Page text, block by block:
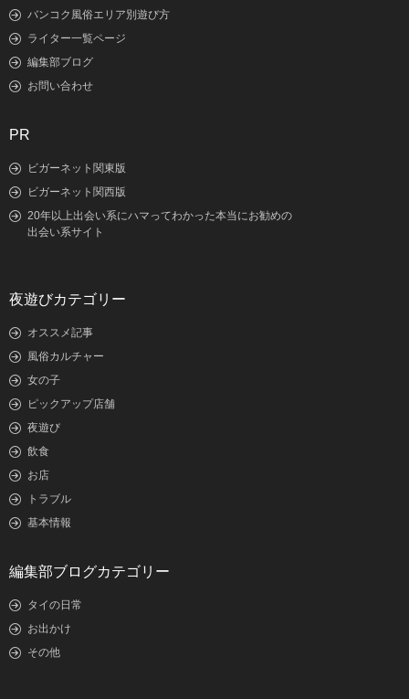
バンコク風俗エリア別遊び方
ライター一覧ページ
編集部ブログ
お問い合わせ
PR
ビガーネット関東版
ビガーネット関西版
20年以上出会い系にハマってわかった本当にお勧めの
出会い系サイト
夜遊びカテゴリー
オススメ記事
風俗カルチャー
女の子
ピックアップ店舗
夜遊び
飲食
お店
トラブル
基本情報
編集部ブログカテゴリー
タイの日常
お出かけ
その他